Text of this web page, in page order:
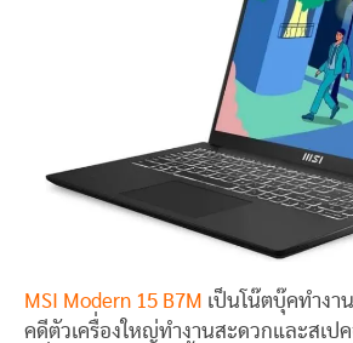
MSI Modern 15 B7M เป็นโน๊ตบุ๊คทำงา
คดีตัวเครื่องใหญ่ทำงานสะดวกและสเป